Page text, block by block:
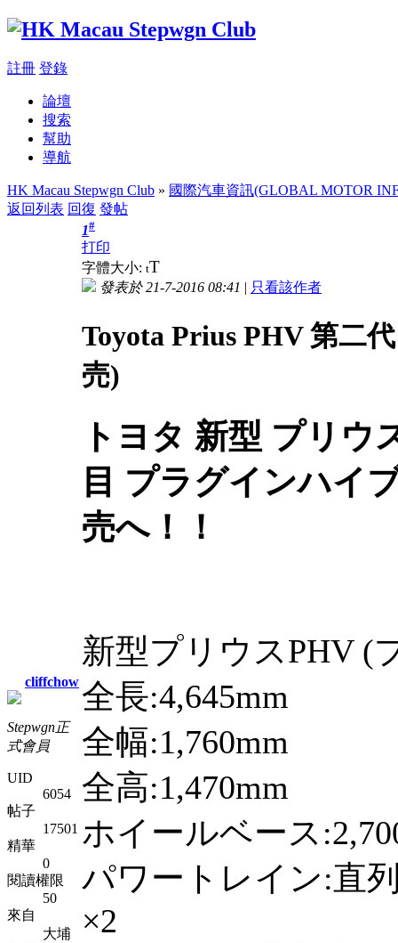
註冊 登錄
論壇
搜索
幫助
導航
HK Macau Stepwgn Club » 國際汽車資訊(GLOBAL MOTOR
返回列表 回復 發帖
cliffchow
Stepwgn正
式會員
UID
6054
帖子
17501
精華
0
閱讀權限
50
來自
大埔
1#
打印
字體大小: tT
發表於 21-7-2016 08:41 | 只看該作者
Toyota Prius PHV 第二
売)
トヨタ 新型 プリ
目 プラグインハイ
売へ！！
新型プリウスPHV (
全長:4,645mm
全幅:1,760mm
全高:1,470mm
ホイールベース
パワートレイン:直
×2